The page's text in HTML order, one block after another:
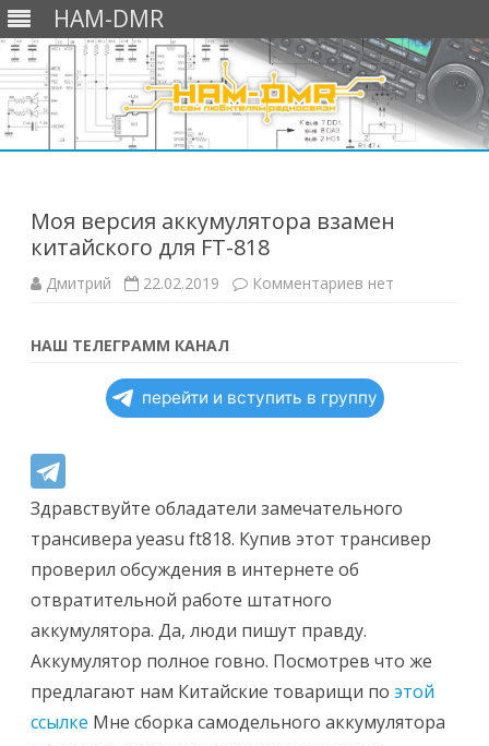
HAM-DMR
Моя версия аккумулятора взамен
китайского для FT-818
Дмитрий 22.02.2019 Комментариев к
китайского
для
FT-
818
нет
НАШ ТЕЛЕГРАММ КАНАЛ
перейти и вступить в группу
Здравствуйте обладатели замечательного
трансивера yeasu ft818. Купив этот трансивер
проверил обсуждения в интернете об
отвратительной работе штатного
аккумулятора. Да, люди пишут правду.
Аккумулятор полное говно. Посмотрев что же
предлагают нам Китайские товарищи по этой
ссылке Мне сборка самодельного аккумулятора